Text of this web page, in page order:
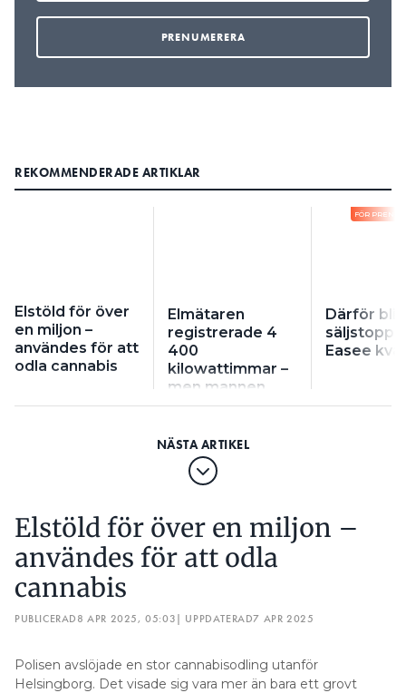
REKOMMENDERADE ARTIKLAR
Elstöld för över
en miljon –
användes för att
odla cannabis
Elmätaren
registrerade 4
400
kilowattimmar –
men mannen
förbrukade fyra
mycket
FÖR
Därför bli
Easee
Elstöld för över en miljon –
användes för att odla
cannabis
PUBLICERAD8 APR 2025, 05:03| UPPDATERAD7 APR 2025
Polisen avslöjade en stor cannabisodling utanför
Helsingborg. Det visade sig vara mer än bara ett grovt